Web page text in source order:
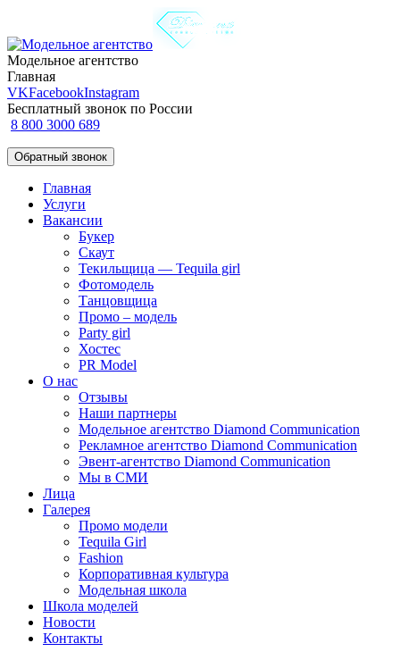
Модельное агентство
Главная
VKFacebookInstagram
Бесплатный звонок по России
8 800 3000 689
Обратный звонок
Главная
Услуги
Вакансии
Букер
Скаут
Текильщица — Tequila girl
Фотомодель
Танцовщица
Промо – модель
Party girl
Хостес
PR Model
О нас
Отзывы
Наши партнеры
Модельное агентство Diamond Communication
Рекламное агентство Diamond Communication
Эвент-агентство Diamond Communication
Мы в СМИ
Лица
Галерея
Промо модели
Tequila Girl
Fashion
Корпоративная культура
Модельная школа
Школа моделей
Новости
Контакты